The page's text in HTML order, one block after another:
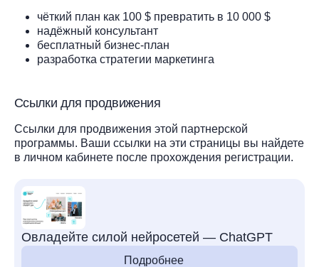
чёткий план как 100 $ превратить в 10 000 $
надёжный консультант
бесплатный бизнес-план
разработка стратегии маркетинга
Ссылки для продвижения
Ссылки для продвижения этой партнерской
программы. Ваши ссылки на эти страницы вы найдете
в личном кабинете после прохождения регистрации.
Овладейте силой нейросетей — ChatGPT
Подробнее